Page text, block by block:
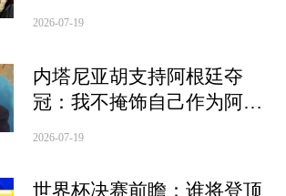
席：对球员和主教练非常有
2026-07-19
内塔尼亚胡支持阿根廷夺
冠：我不掩饰自己作为阿根
2026-07-19
世界杯决赛前瞻：谁将登顶